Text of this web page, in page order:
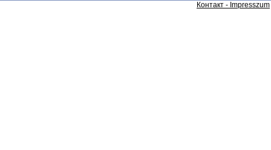
Контакт - Impresszum